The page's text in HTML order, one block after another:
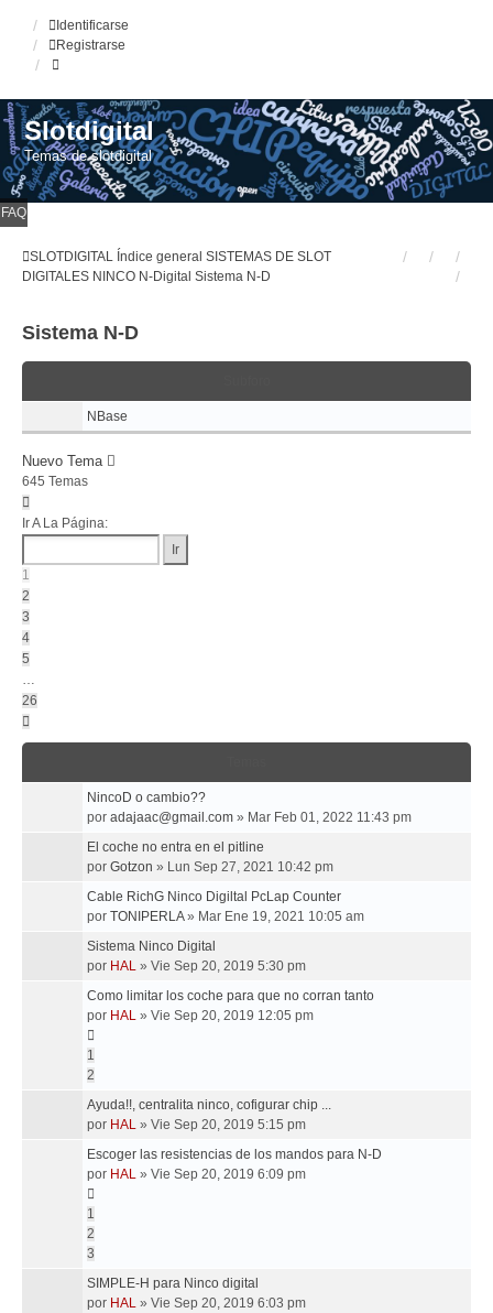
Identificarse
Registrarse
Slotdigital
Temas de slotdigital
FAQ
SLOTDIGITAL Índice general SISTEMAS DE SLOT
DIGITALES NINCO N-Digital Sistema N-D
Sistema N-D
NBase
Nuevo Tema
645 Temas
1
26
Ir A La Página:
1
2
3
4
5
…
26
NincoD o cambio??
por adajaac@gmail.com » Mar Feb 01, 2022 11:43 pm
El coche no entra en el pitline
por Gotzon » Lun Sep 27, 2021 10:42 pm
Cable RichG Ninco Digiltal PcLap Counter
por TONIPERLA» Mar Ene 19, 2021 10:05 am
Sistema Ninco Digital
por HAL » Vie Sep 20, 2019 5:30 pm
Como limitar los coche para que no corran tanto
por HAL » Vie Sep 20, 2019 12:05 pm
1
2
Ayuda!!, centralita ninco, cofigurar chip ...
por HAL » Vie Sep 20, 2019 5:15 pm
Escoger las resistencias de los mandos para N-D
por HAL » Vie Sep 20, 2019 6:09 pm
1
2
3
SIMPLE-H para Ninco digital
por HAL » Vie Sep 20, 2019 6:03 pm